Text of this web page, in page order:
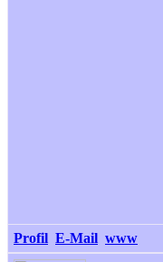
Profil E-Mail www